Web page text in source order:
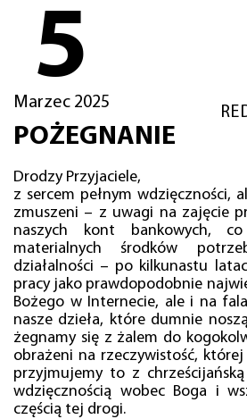
5
Marzec 2025
POŻEGNANIE
Drodzy Przyjaciele,
z sercem pełnym wdzięczności,
zmuszeni – z uwagi na zajęcie
naszych kont bankowych,
materialnych środków
działalności – po kilkunastu
pracy jako prawdopodobnie
Bożego w Internecie, ale i na
nasze dzieła, które dumnie
żegnamy się z żalem do
obrażeni na rzeczywistość,
przyjmujemy to z
wdzięcznością wobec Boga i
częścią tej drogi.